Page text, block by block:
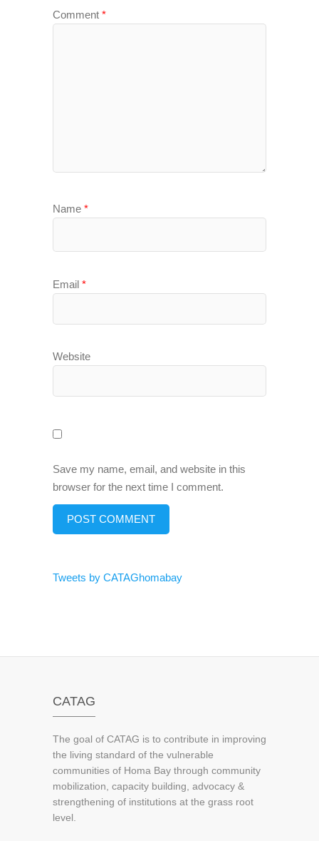
Comment *
Name *
Email *
Website
Save my name, email, and website in this
browser for the next time I comment.
Tweets by CATAGhomabay
CATAG
The goal of CATAG is to contribute in improving
the living standard of the vulnerable
communities of Homa Bay through community
mobilization, capacity building, advocacy &
strengthening of institutions at the grass root
level.